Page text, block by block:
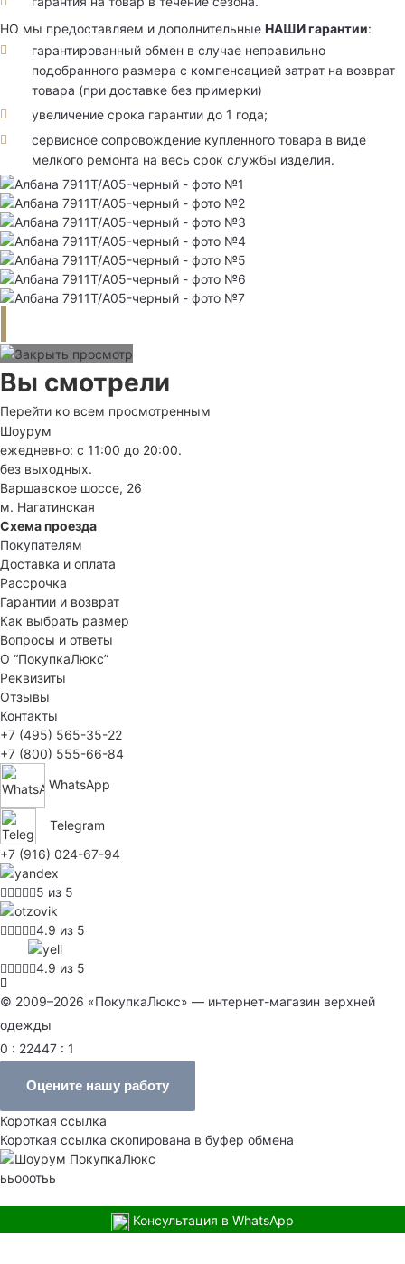
НО мы предоставляем и дополнительные НАШИ гарантии:
гарантированный обмен в случае неправильно
подобранного размера с компенсацией затрат на возврат
товара (при доставке без примерки)
увеличение срока гарантии до 1 года;
сервисное сопровождение купленного товара в виде
мелкого ремонта на весь срок службы изделия.
Вы смотрели
Перейти ко всем просмотренным
Шоурум
ежедневно: с 11:00 до 20:00.
без выходных.
Варшавское шоссе, 26
м. Нагатинская
Схема проезда
Покупателям
Доставка и оплата
Рассрочка
Гарантии и возврат
Как выбрать размер
Вопросы и ответы
О “ПокупкаЛюкс”
Реквизиты
Отзывы
Контакты
+7 (495) 565-35-22
+7 (800) 555-66-84
WhatsApp
Telegram
+7 (916) 024-67-94
5 из 5
4.9 из 5
4.9 из 5
© 2009–2026 «ПокупкаЛюкс» — интернет-магазин верхней
одежды
0 : 22447 : 1
Оцените нашу работу
Короткая ссылка
Короткая ссылка скопирована в буфер обмена
ььооотьь
Консультация в WhatsApp